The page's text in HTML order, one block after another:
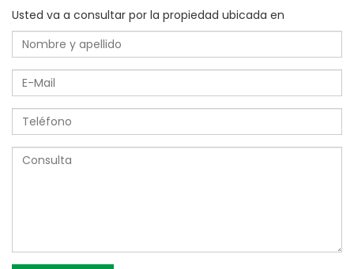
Usted va a consultar por la propiedad ubicada en